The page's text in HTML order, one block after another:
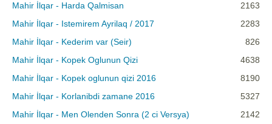
Mahir İlqar - Harda Qalmisan
2163
Mahir İlqar - Istemirem Ayrilaq / 2017
2283
Mahir İlqar - Kederim var (Seir)
826
Mahir İlqar - Kopek Oglunun Qizi
4638
Mahir İlqar - Kopek oglunun qizi 2016
8190
Mahir İlqar - Korlanibdi zamane 2016
5327
Mahir İlqar - Men Olenden Sonra (2 ci Versya)
2142